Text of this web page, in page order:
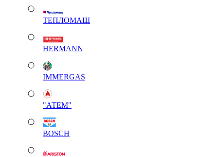
ТЕПЛОМАШ
HERMANN
IMMERGAS
"АТЕМ"
BOSCH